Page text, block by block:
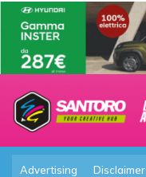
Advertising Disclaimer